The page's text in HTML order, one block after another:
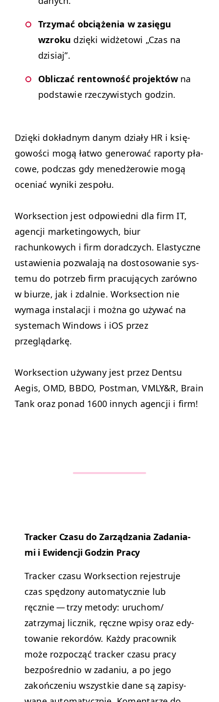
Trzy­mać obciąże­nia w zasięgu
wzroku dzię­ki widże­towi „Czas na
dzisi­aj”.
Obliczać ren­towność pro­jek­tówna
pod­staw­ie rzeczy­wistych godzin.
Dzię­ki dokład­nym danym dzi­ały HR i księ­
gowoś­ci mogą łat­wo gen­erować raporty pła­
cowe, pod­czas gdy menedżerowie mogą
oce­ni­ać wyni­ki zespołu.
Work­sec­tion jest odpowied­ni dla firmIT,
agencji mar­ketingowych, biur
rachunkowych i firm dorad­czych. Elasty­czne
ustaw­ienia pozwala­ją na dos­tosowanie sys­
te­mu do potrzeb firm pracu­ją­cych zarówno
w biurze, jak i zdal­nie. Work­sec­tion nie
wyma­ga insta­lacji i moż­na go uży­wać na
sys­temach Win­dows i iOS przez
przeglądarkę.
Work­sec­tion uży­wany jest przez Dentsu
Aegis, OMD, BBDO, Post­man,VMLY&R, Brain
Tank oraz pon­ad 1600 innych agencji i firm!
Track­er Cza­su do Zarządza­nia Zada­ni­a­
mi i Ewidencji Godzin Pracy
Track­er cza­su Work­sec­tion rejestru­je
czas spęd­zony automaty­cznie lub
ręcznie — trzy metody: uruchom/​
zatrzymaj licznik, ręczne wpisy oraz edy­
towanie reko­rdów. Każdy pra­cown­ik
może rozpocząć track­er cza­su pra­cy
bezpośred­nio w zada­niu, a po jego
zakończe­niu wszys­tkie dane są zapisy­